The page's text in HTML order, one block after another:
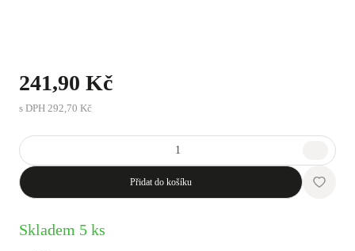
241,90 Kč
s DPH 292,70 Kč
Přidat do košíku
Skladem 5 ks